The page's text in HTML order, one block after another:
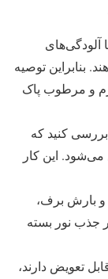
آلودگی‌های
بنابراین توصیه
و مرطوب پاک
کنید که
این کار
بارش برف،
جذب نور بسته
تعویض دارند،